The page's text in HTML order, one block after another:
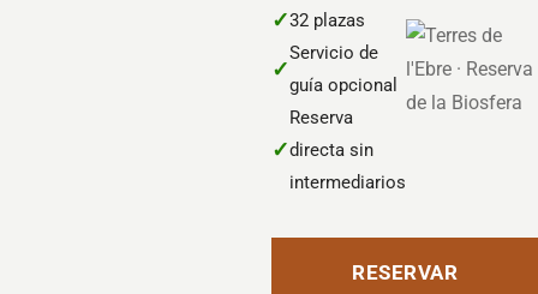
✓32 plazas
✓
Servicio de
guía opcional
✓
Reserva
directa sin
intermediarios
RESERVAR